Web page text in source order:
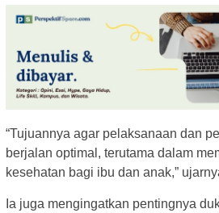
“Tujuannya agar pelaksanaan dan
berjalan optimal, terutama dalam
kesehatan bagi ibu dan anak,”
Ia juga mengingatkan pentingnya